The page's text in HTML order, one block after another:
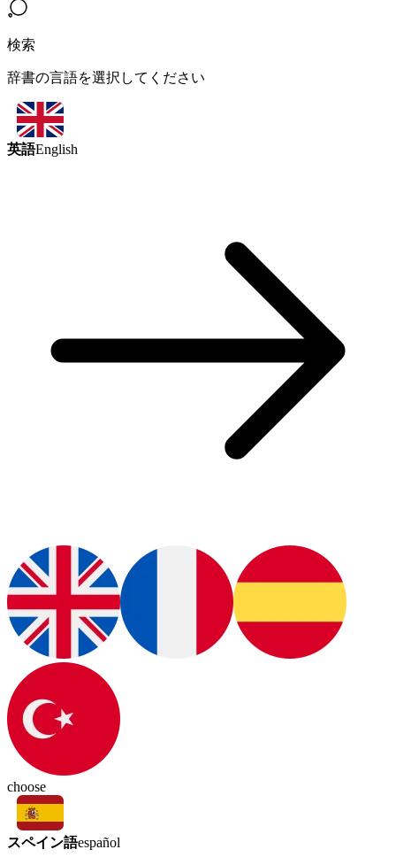
検索
辞書の言語を選択してください
英語English
choose
スペイン語español